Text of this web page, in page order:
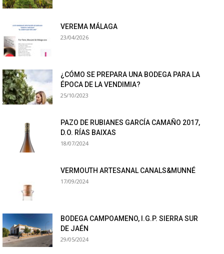
VEREMA MÁLAGA
23/04/2026
¿CÓMO SE PREPARA UNA BODEGA PARA LA
ÉPOCA DE LA VENDIMIA?
25/10/2023
PAZO DE RUBIANES GARCÍA CAMAÑO 2017,
D.O. RÍAS BAIXAS
18/07/2024
VERMOUTH ARTESANAL CANALS&MUNNÉ
17/09/2024
BODEGA CAMPOAMENO, I.G.P. SIERRA SUR
DE JAÉN
29/05/2024